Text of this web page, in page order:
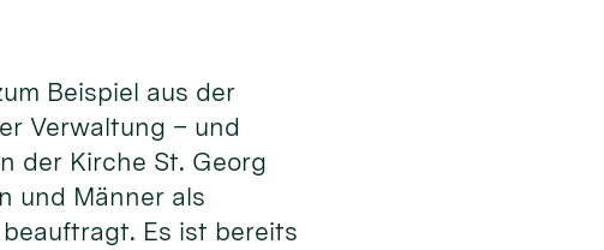
Beispiel aus der
Verwaltung – und
der Kirche St. Georg
und Männer als
Es ist bereits